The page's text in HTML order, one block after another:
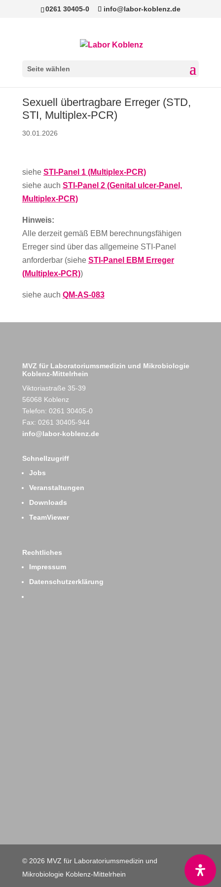
0261 30405-0 info@labor-koblenz.de
Seite wählen
Sexuell übertragbare Erreger (STD,
STI, Multiplex-PCR)
30.01.2026
siehe STI-Panel 1 (Multiplex-PCR)
siehe auch STI-Panel 2 (Genital ulcer-Panel,
Multiplex-PCR)
Hinweis:
Alle derzeit gemäß EBM berechnungsfähigen
Erreger sind über das allgemeine STI-Panel
anforderbar (siehe STI-Panel EBM Erreger
(Multiplex-PCR))
siehe auch QM-AS-083
MVZ für Laboratoriumsmedizin und Mikrobiologie
Koblenz-Mittelrhein
Viktoriastraße 35-39
56068 Koblenz
Telefon: 0261 30405-0
Fax: 0261 30405-944
info@labor-koblenz.de
Schnellzugriff
Jobs
Veranstaltungen
Downloads
TeamViewer
Rechtliches
Impressum
Datenschutzerklärung
© 2026 MVZ für Laboratoriumsmedizin und
Mikrobiologie Koblenz-Mittelrhein